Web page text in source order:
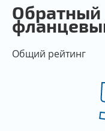
Обратный
Общий рейтинг